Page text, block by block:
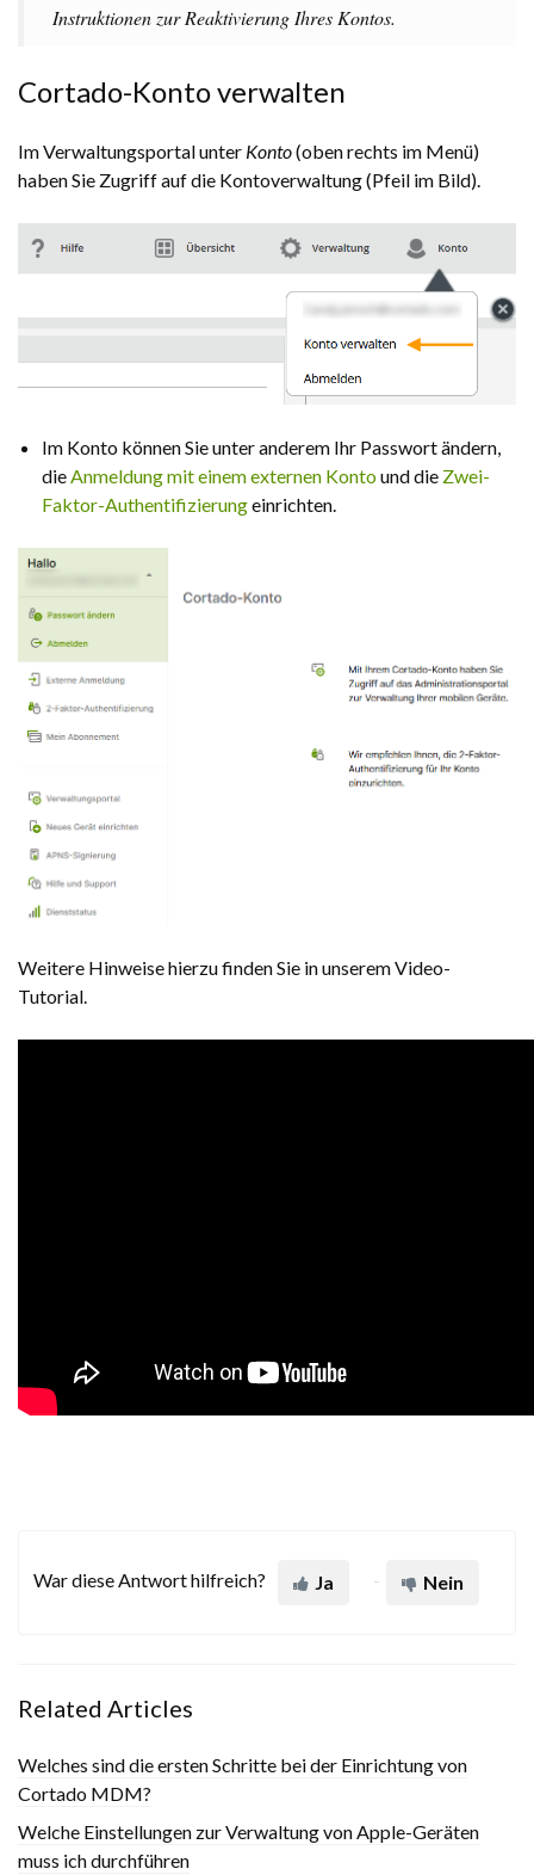
Instruktionen zur Reaktivierung Ihres Kontos.
Cortado-Konto verwalten
Im Verwaltungsportal unter Konto(oben rechts im Menü)
haben Sie Zugriff auf die Kontoverwaltung (Pfeil im Bild).
Im Konto können Sie unter anderem Ihr Passwort ändern,
dieAnmeldung mit einem externen Kontound die Zwei-
Faktor-Authentifizierungeinrichten.
Weitere Hinweise hierzu finden Sie in unserem Video-
Tutorial.
War diese Antwort hilfreich? Ja Nein
Related Articles
Welches sind die ersten Schritte bei der Einrichtung von
Cortado MDM?
Welche Einstellungen zur Verwaltung von Apple-Geräten
muss ich durchführen